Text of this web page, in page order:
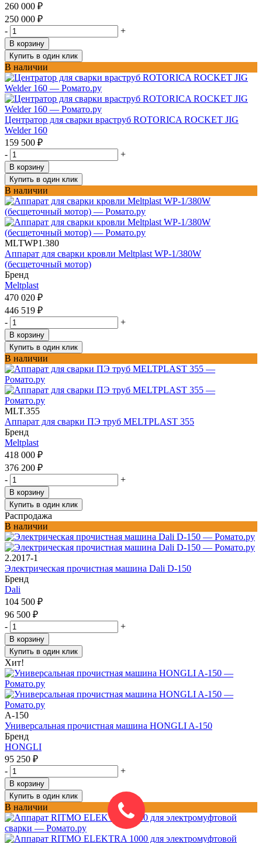
260 000 ₽
250 000 ₽
-
+
В корзину
Купить в один клик
В наличии
Центратор для сварки враструб ROTORICA ROCKET JIG
Welder 160
159 500 ₽
-
+
В корзину
Купить в один клик
В наличии
MLTWP1.380
Аппарат для сварки кровли Meltplast WP-1/380W
(бесщеточный мотор)
Бренд
Meltplast
470 020 ₽
446 519 ₽
-
+
В корзину
Купить в один клик
В наличии
MLT.355
Аппарат для сварки ПЭ труб MELTPLAST 355
Бренд
Meltplast
418 000 ₽
376 200 ₽
-
+
В корзину
Купить в один клик
Распродажа
В наличии
2.2017-1
Электрическая прочистная машина Dali D-150
Бренд
Dali
104 500 ₽
96 500 ₽
-
+
В корзину
Купить в один клик
Хит!
A-150
Универсальная прочистная машина HONGLI A-150
Бренд
HONGLI
95 250 ₽
-
+
В корзину
Купить в один клик
В наличии